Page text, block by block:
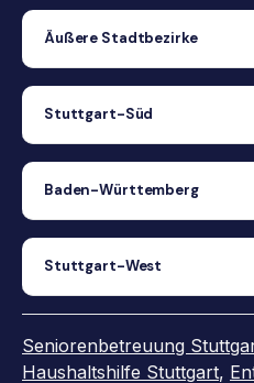
Äußere Stadtbezirke
Stuttgart-Süd
Baden-Württemberg
Stuttgart-West
Seniorenbetreuung
Haushaltshilfe Stuttgart,